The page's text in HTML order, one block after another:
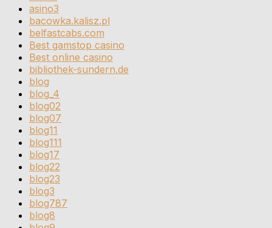
asino3
bacowka.kalisz.pl
belfastcabs.com
Best gamstop casino
Best online casino
bibliothek-sundern.de
blog
blog_4
blog02
blog07
blog11
blog111
blog17
blog22
blog23
blog3
blog787
blog8